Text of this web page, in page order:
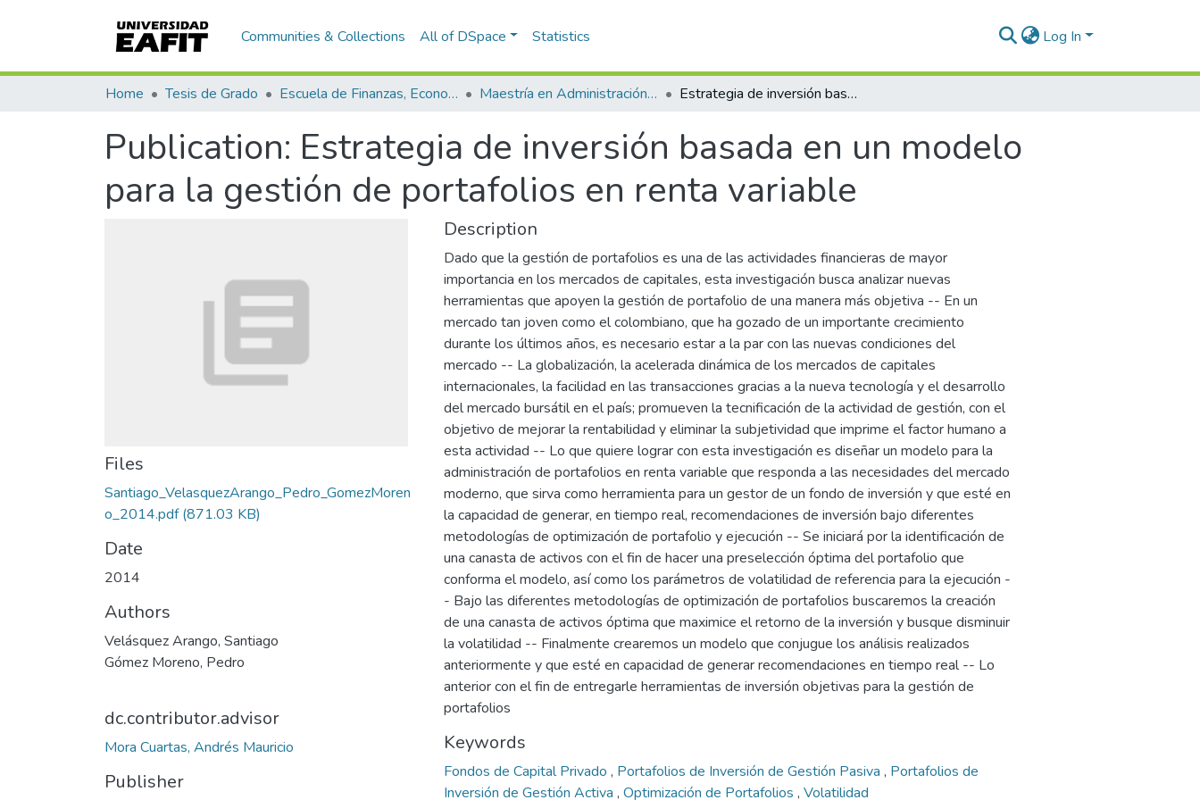
Communities & Collections All of DSpace Statistics Log In
Home Tesis de Grado Escuela de Finanzas, Economía y Gobierno Maestría en Administración Financiera (tesis) Estrategia de inversión basada en un modelo para la gestión de portafolios en renta variable
Publication: Estrategia de inversión basada en un modelo
para la gestión de portafolios en renta variable
Files
Santiago_VelasquezArango_Pedro_GomezMoren
o_2014.pdf(871.03 KB)
Date
2014
Authors
Velásquez Arango, Santiago
Gómez Moreno, Pedro
dc.contributor.advisor
Mora Cuartas, Andrés Mauricio
Publisher
Description
Dado que la gestión de portafolios es una de las actividades financieras de mayor
importancia en los mercados de capitales, esta investigación busca analizar nuevas
herramientas que apoyen la gestión de portafolio de una manera más objetiva -- En un
mercado tan joven como el colombiano, que ha gozado de un importante crecimiento
durante los últimos años, es necesario estar a la par con las nuevas condiciones del
mercado -- La globalización, la acelerada dinámica de los mercados de capitales
internacionales, la facilidad en las transacciones gracias a la nueva tecnología y el desarrollo
del mercado bursátil en el país; promueven la tecnificación de la actividad de gestión, con el
objetivo de mejorar la rentabilidad y eliminar la subjetividad que imprime el factor humano a
esta actividad -- Lo que quiere lograr con esta investigación es diseñar un modelo para la
administración de portafolios en renta variable que responda a las necesidades del mercado
moderno, que sirva como herramienta para un gestor de un fondo de inversión y que esté en
la capacidad de generar, en tiempo real, recomendaciones de inversión bajo diferentes
metodologías de optimización de portafolio y ejecución -- Se iniciará por la identificación de
una canasta de activos con el fin de hacer una preselección óptima del portafolio que
conforma el modelo, así como los parámetros de volatilidad de referencia para la ejecución -
- Bajo las diferentes metodologías de optimización de portafolios buscaremos la creación
de una canasta de activos óptima que maximice el retorno de la inversión y busque disminuir
la volatilidad -- Finalmente crearemos un modelo que conjugue los análisis realizados
anteriormente y que esté en capacidad de generar recomendaciones en tiempo real -- Lo
anterior con el fin de entregarle herramientas de inversión objetivas para la gestión de
portafolios
Keywords
Fondos de Capital Privado , Portafolios de Inversión de Gestión Pasiva , Portafolios de
Inversión de Gestión Activa , Optimización de Portafolios , Volatilidad